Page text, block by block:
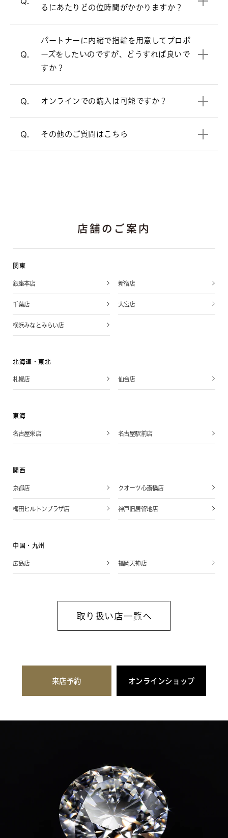
るにあたりどの位時間がかかりますか？
Q.
パートナーに内緒で指輪を用意してプロポ
ーズをしたいのですが、どうすれば良いで
すか？
がらおふたりにぴったりの指輪をご提案
案内させて頂きますので、まずはお気軽
にお近くの店舗でご相談下さい。
Q. オンラインでの購入は可能ですか？
すので、ご安心ください。
電話でのご相談も承っております。
オンラインショップ
Q. その他のご質問はこちら
A. よくあるご質問 をご覧ください。
店舗のご案内
関東
銀座本店 新宿店
千葉店 大宮店
横浜みなとみらい店
北海道・東北
札幌店 仙台店
東海
名古屋栄店 名古屋駅前店
関西
京都店 クオーツ心斎橋店
梅田ヒルトンプラザ店 神戸旧居留地店
中国・九州
広島店 福岡天神店
取り扱い店一覧へ
来店予約 オンラインショップ